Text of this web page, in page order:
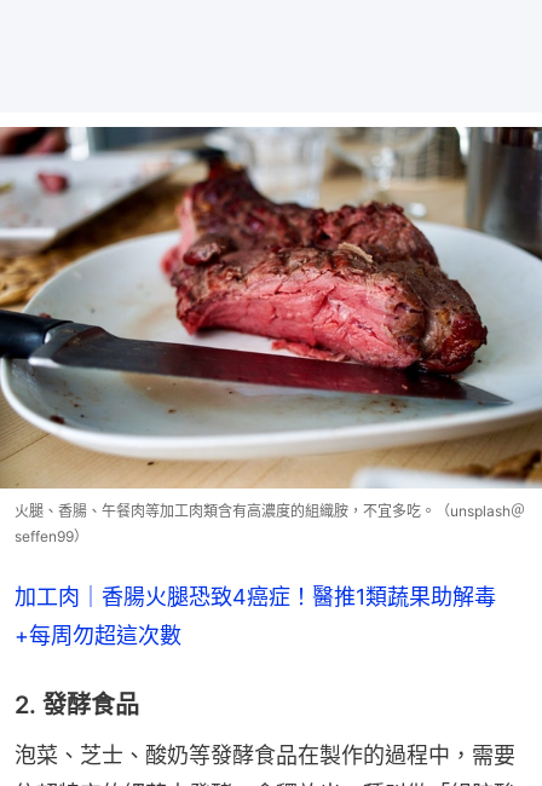
火腿、香腸、午餐肉等加工肉類含有高濃度的組織胺，不宜多吃。（unsplash＠
seffen99）
加工肉｜香腸火腿恐致4癌症！醫推1類蔬果助解毒
+每周勿超這次數
2. 發酵食品
泡菜、芝士、酸奶等發酵食品在製作的過程中，需要